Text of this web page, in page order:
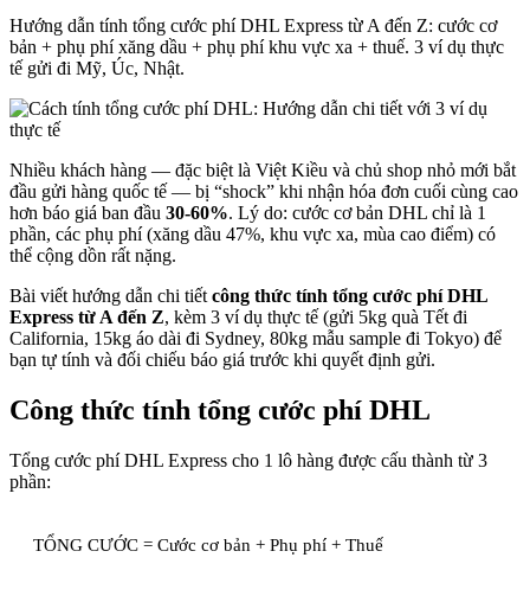
Hướng dẫn tính tổng cước phí DHL Express từ A đến Z: cước cơ
bản + phụ phí xăng dầu + phụ phí khu vực xa + thuế. 3 ví dụ thực
tế gửi đi Mỹ, Úc, Nhật.
Nhiều khách hàng — đặc biệt là Việt Kiều và chủ shop nhỏ mới bắt
đầu gửi hàng quốc tế — bị “shock” khi nhận hóa đơn cuối cùng cao
hơn báo giá ban đầu 30-60%. Lý do: cước cơ bản DHL chỉ là 1
phần, các phụ phí (xăng dầu 47%, khu vực xa, mùa cao điểm) có
thể cộng dồn rất nặng.
Bài viết hướng dẫn chi tiết công thức tính tổng cước phí DHL
Express từ A đến Z, kèm 3 ví dụ thực tế (gửi 5kg quà Tết đi
California, 15kg áo dài đi Sydney, 80kg mẫu sample đi Tokyo) để
bạn tự tính và đối chiếu báo giá trước khi quyết định gửi.
Công thức tính tổng cước phí DHL
Tổng cước phí DHL Express cho 1 lô hàng được cấu thành từ 3
phần:
TỔNG CƯỚC = Cước cơ bản + Phụ phí + Thuế